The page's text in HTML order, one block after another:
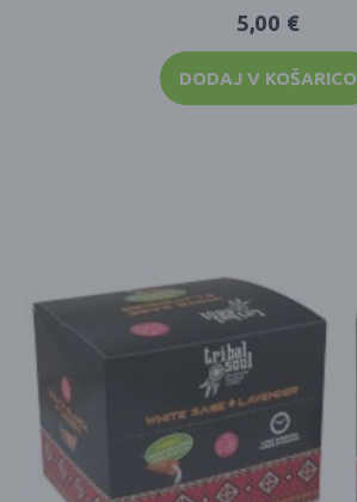
5,00 €
DODAJ V KOŠARICO